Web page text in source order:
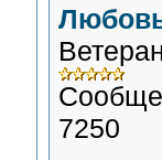
Ветеран
7250